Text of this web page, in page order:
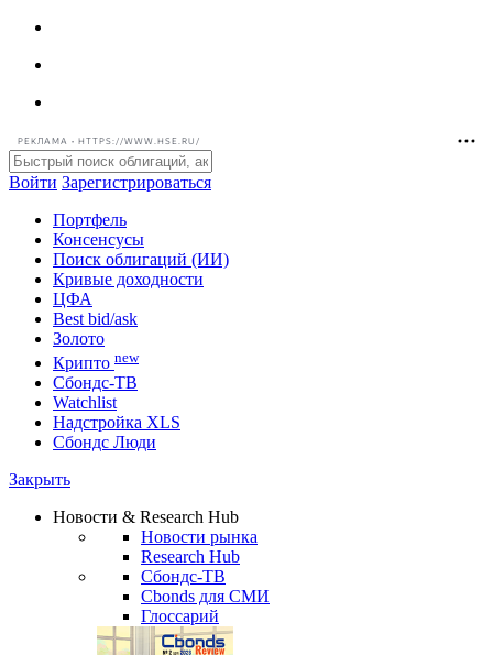
РЕКЛАМА • HTTPS://WWW.HSE.RU/
Войти Зарегистрироваться
Портфель
Консенсусы
Поиск облигаций (ИИ)
Кривые доходности
ЦФА
Best bid/ask
Золото
Крипто new
Сбондс-ТВ
Watchlist
Надстройка XLS
Сбондс Люди
Закрыть
Новости & Research Hub
Новости рынка
Research Hub
Сбондс-ТВ
Cbonds для СМИ
Глоссарий